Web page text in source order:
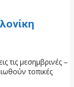
τις μεσημβρινές –
τοπικές